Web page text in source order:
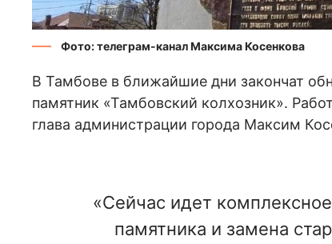
Фото: телеграм-канал Максима Косенкова
В Тамбове в ближайшие дни закончат
памятник «Тамбовский колхозник».
глава администрации города Максим
«Сейчас идет
памятника и замена